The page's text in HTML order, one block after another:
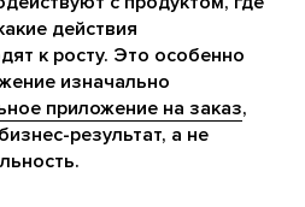
действия
к росту. Это особенно
изначально
приложение на заказ,
результат, а не